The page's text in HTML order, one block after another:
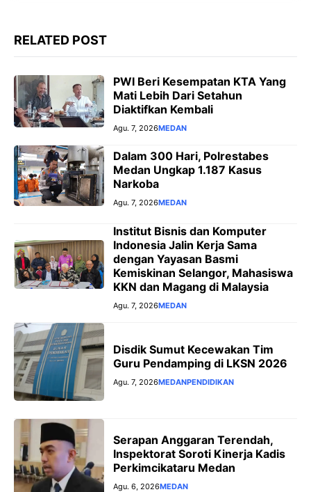
RELATED POST
PWI Beri Kesempatan KTA Yang
Mati Lebih Dari Setahun
Diaktifkan Kembali
Agu. 7, 2026MEDAN
Dalam 300 Hari, Polrestabes
Medan Ungkap 1.187 Kasus
Narkoba
Agu. 7, 2026MEDAN
Institut Bisnis dan Komputer
Indonesia Jalin Kerja Sama
dengan Yayasan Basmi
Kemiskinan Selangor, Mahasiswa
KKN dan Magang di Malaysia
Agu. 7, 2026MEDAN
Disdik Sumut Kecewakan Tim
Guru Pendamping di LKSN 2026
Agu. 7, 2026MEDANPENDIDIKAN
Serapan Anggaran Terendah,
Inspektorat Soroti Kinerja Kadis
Perkimcikataru Medan
Agu. 6, 2026MEDAN